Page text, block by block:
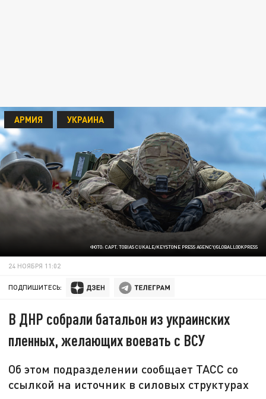
ФОТО: CAPT. TOBIAS CUKALE/KEYSTONE PRESS AGENCY/GLOBALLOOKPRESS
АРМИЯ УКРАИНА
24 НОЯБРЯ 11:02
ПОДПИШИТЕСЬ:
В ДНР собрали батальон из украинских
пленных, желающих воевать с ВСУ
Об этом подразделении сообщает ТАСС со
ссылкой на источник в силовых структурах